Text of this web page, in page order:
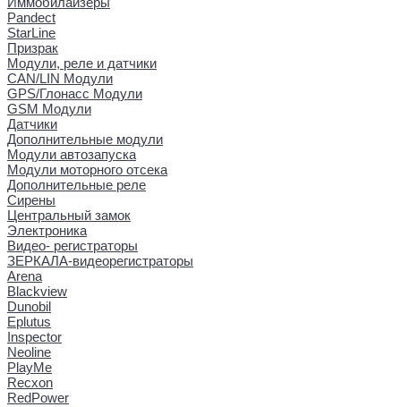
Pandect
StarLine
Призрак
Модули, реле и датчики
CAN/LIN Модули
GPS/Глонасс Модули
GSM Модули
Датчики
Дополнительные модули
Модули автозапуска
Модули моторного отсека
Дополнительные реле
Сирены
Центральный замок
Электроника
Видео- регистраторы
ЗЕРКАЛА-видеорегистраторы
Arena
Blackview
Dunobil
Eplutus
Inspector
Neoline
PlayMe
Recxon
RedPower